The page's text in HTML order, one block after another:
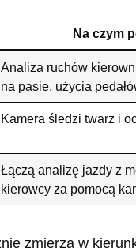
Na czym
Analiza ruchów
na pasie, użycia
Kamera śledzi twarz i
Łączą analizę jazdy z
kierowcy za pomocą
zmierza w